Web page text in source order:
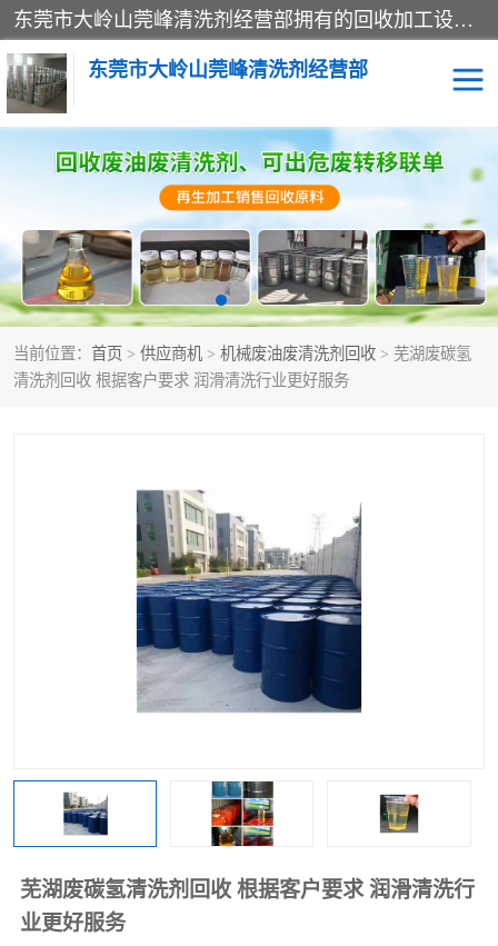
东莞市大岭山莞峰清洗剂经营部拥有的回收加工设备，大量废油回收、废清洗剂回收、废溶剂油回收、机械废油废清洗剂回收、废碳氢回收、碳氢液压油回收、碳氢二氯回收等废清洗剂处理；我们只是提供废旧化工原料的循环使用存放点，执行正规的存放，有正规的回收资质处理。同时我们公司批发零售回收级清洗剂，脱模油再生基础油，质量保证。
东莞市大岭山莞峰清洗剂经营部
当前位置： 首页 > 供应商机 > 机械废油废清洗剂回收 > 芜湖废碳氢
清洗剂回收 根据客户要求 润滑清洗行业更好服务
芜湖废碳氢清洗剂回收 根据客户要求 润滑清洗行
业更好服务
废清洗剂回收
废溶剂油回收 机械废油废清洗剂回收
废碳氢回收 碳氢液压油回收
碳氢二氯回收 回收废三四氯乙烯
回收废清洗剂 上门回收废清洗剂